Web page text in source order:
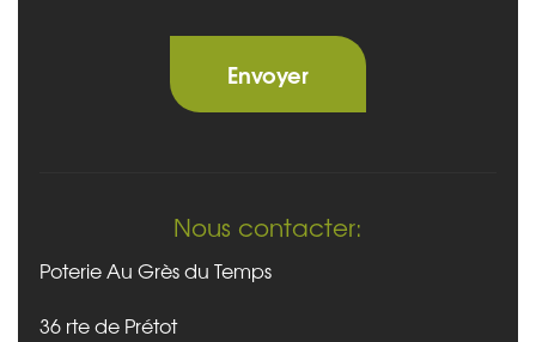
Nous contacter:
Poterie Au Grès du Temps
36 rte de Prétot